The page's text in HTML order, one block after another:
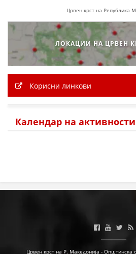
Црвен крст на Република
ЛОКАЦИИ НА ЦРВЕН
Корисни линкови
Календар на активности
Црвен крст на Р. Македонија - Општинска